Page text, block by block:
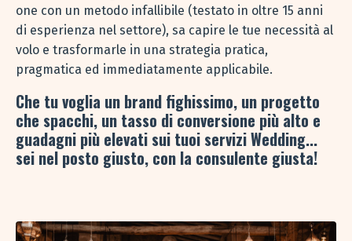
one con un metodo infallibile (testato in oltre 15 anni
di esperienza nel settore), sa capire le tue necessità al
volo e trasformarle in una strategia pratica,
pragmatica ed immediatamente applicabile.
Che tu voglia un brand fighissimo, un progetto
che spacchi, un tasso di conversione più alto e
guadagni più elevati sui tuoi servizi Wedding...
sei nel posto giusto, con la consulente giusta!